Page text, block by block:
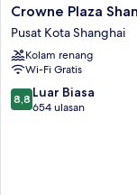
Crowne
Plaza
Shanghai
Nanjing
Road
by
IHG
Crowne Plaza
Pusat Kota Shanghai
Kolam renang
Wi-Fi Gratis
8.8
dari
8,8 Luar Biasa
654 ulasan